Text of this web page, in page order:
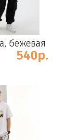
бежевая
540р.